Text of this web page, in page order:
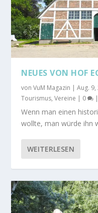
NEUES VON HOF
vonVuM Magazin |Aug. 9,
Tourismus,Vereine | 0
Wenn man einen
wollte, man würde ihn
WEITERLESEN